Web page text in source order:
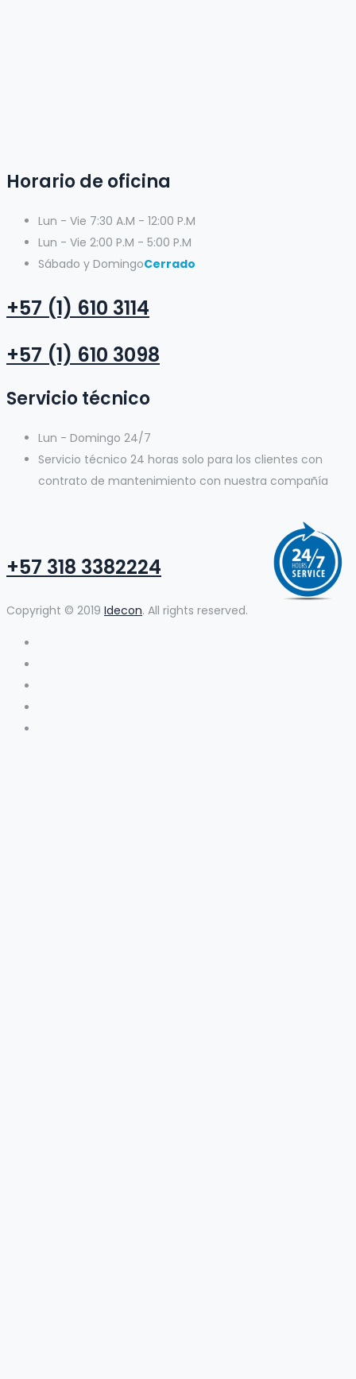
Horario de oficina
Lun - Vie 7:30 A.M - 12:00 P.M
Lun - Vie 2:00 P.M - 5:00 P.M
Sábado y DomingoCerrado
+57 (1) 610 3114
+57 (1) 610 3098
Servicio técnico
Lun - Domingo 24/7
Servicio técnico 24 horas solo para los clientes con
contrato de mantenimiento con nuestra compañía
+57 318 3382224
Copyright © 2019 Idecon. All rights reserved.